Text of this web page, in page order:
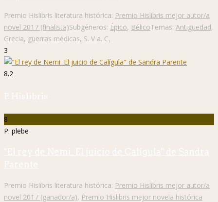
Premio Hislibris literatura histórica: Premio Hislibris mejor autor/a
novel 2017 (finalista)Subgéneros: Épico, BélicoTemas: Antigüedad,
Grecia, guerras médicas, S. V a. C.
3
8.2
P. Hislibris
8
P. plebe
"El rey de Nemi. El juicio de Calígula" de Sandra
Parente
Premio Hislibris literatura histórica: Premio Hislibris mejor autor/a
novel 2017 (ganador/a), Premio Hislibris mejor novela histórica